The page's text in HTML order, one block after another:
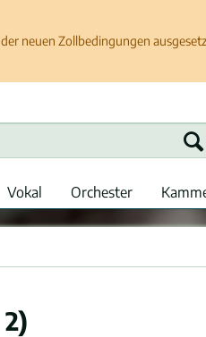
neuen Zollbedingungen
Vokal Orchester